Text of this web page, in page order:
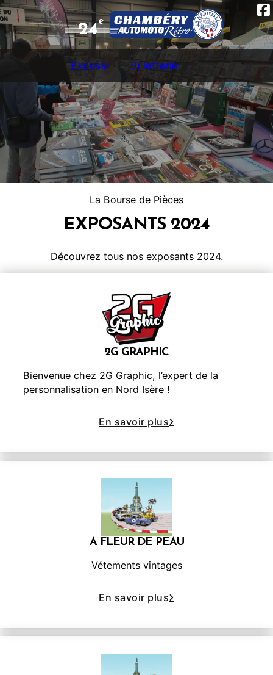
24e
Exposer Billetterie
La Bourse de Pièces
EXPOSANTS 2024
Découvrez tous nos exposants 2024.
2G GRAPHIC
Bienvenue chez 2G Graphic, l’expert de la
personnalisation en Nord Isère !
En savoir plus
A FLEUR DE PEAU
Vétements vintages
En savoir plus